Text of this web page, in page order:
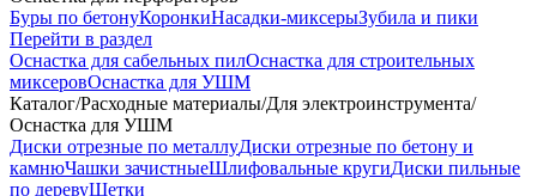
Буры по бетонуКоронкиНасадки-миксерыЗубила и пики
Перейти в раздел
Оснастка для сабельных пилОснастка для строительных
миксеровОснастка для УШМ
Каталог/Расходные материалы/Для электроинструмента/
Оснастка для УШМ
Диски отрезные по металлуДиски отрезные по бетону и
камнюЧашки зачистныеШлифовальные кругиДиски пильные
по деревуЩетки